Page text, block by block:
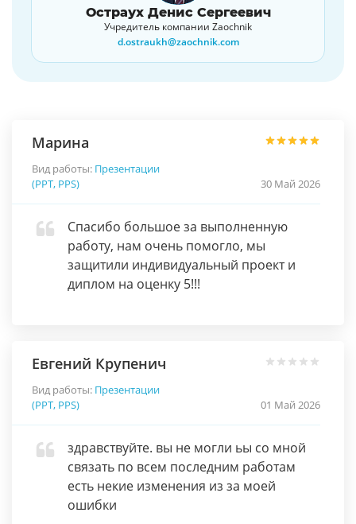
Остраух Денис Сергеевич
Учредитель компании Zaochnik
d.ostraukh@zaochnik.com
Марина
Вид работы: Презентации
(PPT, PPS)
30 Май 2026
Спасибо большое за выполненную
работу, нам очень помогло, мы
защитили индивидуальный проект и
диплом на оценку 5!!!
Евгений Крупенич
Вид работы: Презентации
(PPT, PPS)
01 Май 2026
здравствуйте. вы не могли ьы со мной
связать по всем последним работам
есть некие изменения из за моей
ошибки